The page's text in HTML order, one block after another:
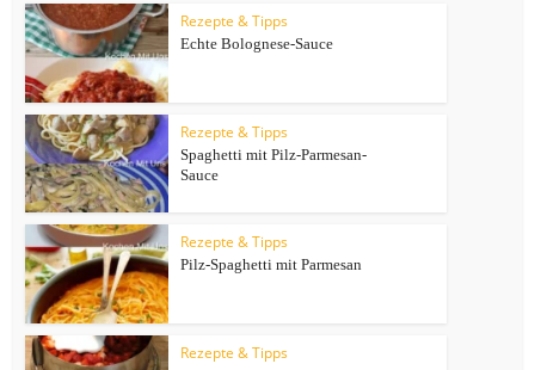
Rezepte & Tipps
Echte Bolognese-Sauce
Rezepte & Tipps
Spaghetti mit Pilz-Parmesan-
Sauce
Rezepte & Tipps
Pilz-Spaghetti mit Parmesan
Rezepte & Tipps